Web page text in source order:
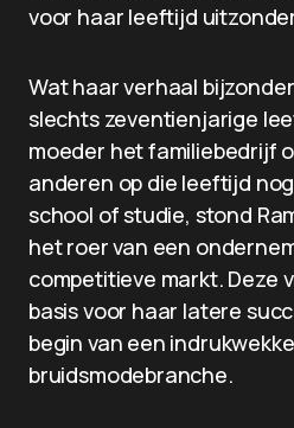
voor haar leeftijd
Wat haar verhaal
slechts zeventienjarige
moeder het familiebedrijf
anderen op die leeftijd
school of studie, stond
het roer van een
competitieve markt. Deze
basis voor haar latere
begin van een
bruidsmodebranche.